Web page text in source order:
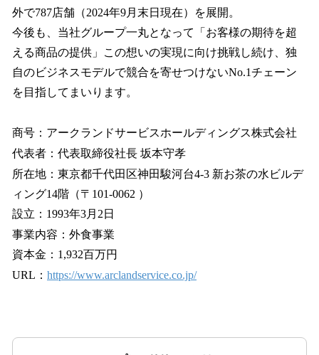
外で787店舗（2024年9月末日現在）を展開。
今後も、当社グループ一丸となって「お客様の期待を超
える商品の提供」この想いの実現に向け挑戦し続け、独
自のビジネスモデルで競合を寄せつけないNo.1チェーン
を目指してまいります。
商号：アークランドサービスホールディングス株式会社
代表者：代表取締役社長 坂本守孝
所在地：東京都千代田区神田駿河台4-3 新お茶の水ビルデ
ィング14階（〒101-0062 ）
設立：1993年3月2日
事業内容：外食事業
資本金：1,932百万円
URL： https://www.arclandservice.co.jp/